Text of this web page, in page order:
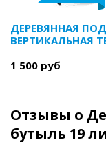
ДЕРЕВЯННАЯ
ВЕРТИКАЛЬНАЯ
1 500 руб
Отзывы о
бутыль 19